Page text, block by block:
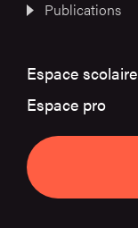
Publications
Espace scolaire
Espace pro